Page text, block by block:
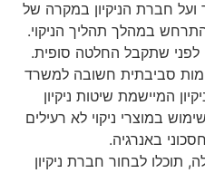
ועל חברת הניקיון במקרה של
במהלך תהליך הניקוי.
שתקבל החלטה סופית.
סביבתית חשובה למשרד
המיישמת שיטות ניקיון
במוצרי ניקוי לא רעילים
באנרגיה.
תוכלו לבחור חברת ניקיון